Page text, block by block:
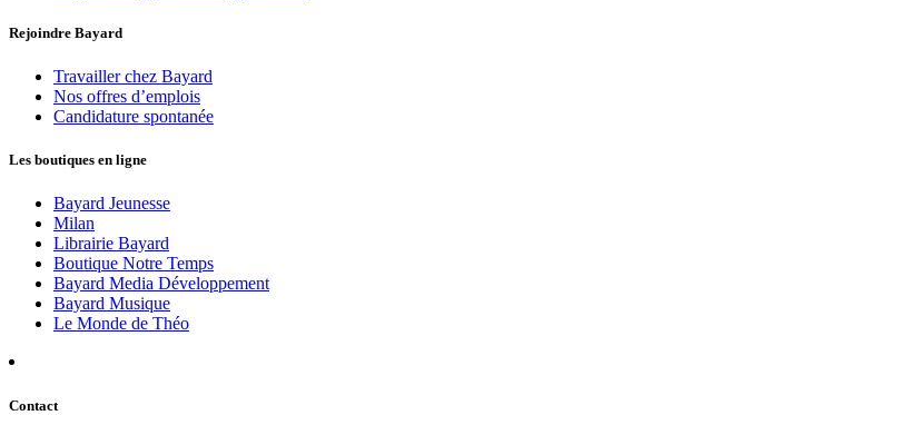
Rejoindre Bayard
Travailler chez Bayard
Nos offres d’emplois
Candidature spontanée
Les boutiques en ligne
Bayard Jeunesse
Milan
Librairie Bayard
Boutique Notre Temps
Bayard Media Développement
Bayard Musique
Le Monde de Théo
Contact